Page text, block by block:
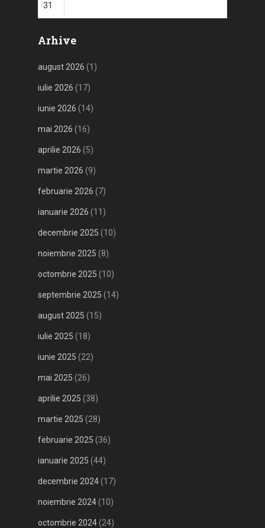
31
Arhive
august 2026 (1)
iulie 2026 (17)
iunie 2026 (14)
mai 2026 (16)
aprilie 2026 (5)
martie 2026 (9)
februarie 2026 (7)
ianuarie 2026 (11)
decembrie 2025 (10)
noiembrie 2025 (8)
octombrie 2025 (10)
septembrie 2025 (14)
august 2025 (15)
iulie 2025 (18)
iunie 2025 (22)
mai 2025 (26)
aprilie 2025 (38)
martie 2025 (28)
februarie 2025 (36)
ianuarie 2025 (44)
decembrie 2024(17)
noiembrie 2024(10)
octombrie 2024(24)